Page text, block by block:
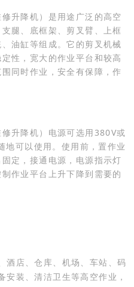
升降机）是用途广泛的高空
腿、底框架、剪叉臂、上框
油缸等组成。它的剪叉机械
性，宽大的作业平台和较高
同时作业，安全有保障，作
升降机）电源可选用 380V或
地可以使用。使用前，置作业
定，接通电源，电源指示灯
作业平台上升下降到需要的
酒店、仓库、机场、车站、码
安装、清洁卫生等高空作业，